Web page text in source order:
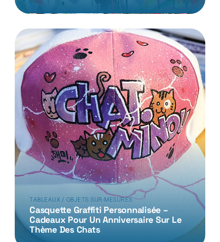
TABLEAUX / OBJETS SUR-MESURES
Casquette Graffiti Personnalisée –
Cadeaux Pour Un Anniversaire Sur Le
Thème Des Chats